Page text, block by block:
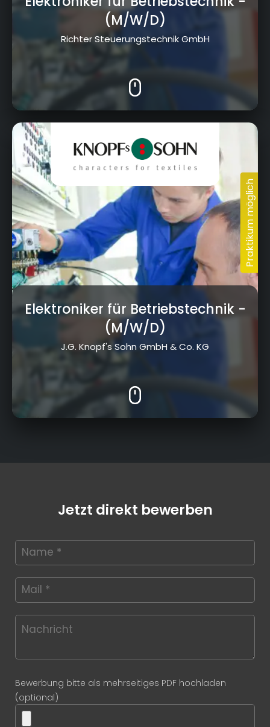
(M/W/D)
Richter Steuerungstechnik GmbH
Elektroniker für Betriebstechnik-
(M/W/D)
J.G. Knopf's Sohn GmbH & Co. KG
Jetzt direkt bewerben
Bewerbung bitte als mehrseitiges PDF hochladen
(optional)